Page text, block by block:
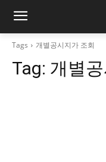
Tags 개별공시지가 조회
Tag: 개별